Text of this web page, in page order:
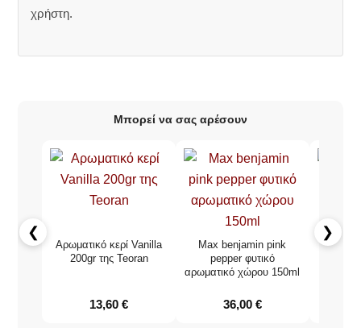
χρήστη.
Μπορεί να σας αρέσουν
❮
Αρωματικό κερί Vanilla
200gr της Teoran
13,60€
Max benjamin pink
pepper φυτικό
αρωματικό χώρου 150ml
36,00 €
❯